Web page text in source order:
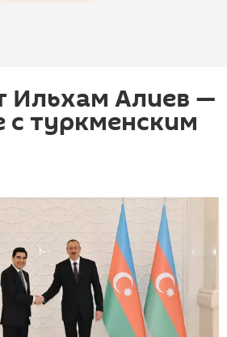
Ильхам Алиев —
с туркменским